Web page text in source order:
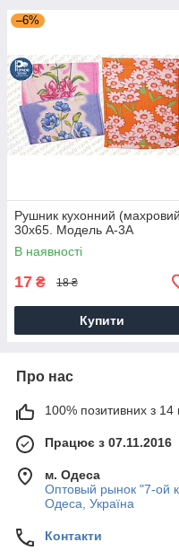
–6%
Рушник кухонний
30х65. Модель A-3A
В наявності
17 ₴ 18 ₴
Купити
Про нас
100% позитивних з 14
Працює з 07.11.2016
м. Одеса
Оптовый рынок "7-ой
Одеса, Україна
Контакти